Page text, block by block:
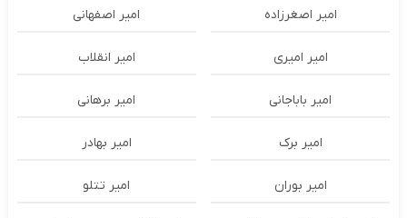
امیر اصغرزاده امیر اصفهانی
امیر امیری امیر انقلاب
امیر باباجانی امیر برهانی
امیر برک امیر بهادر
امیر بوران امیر تتلو